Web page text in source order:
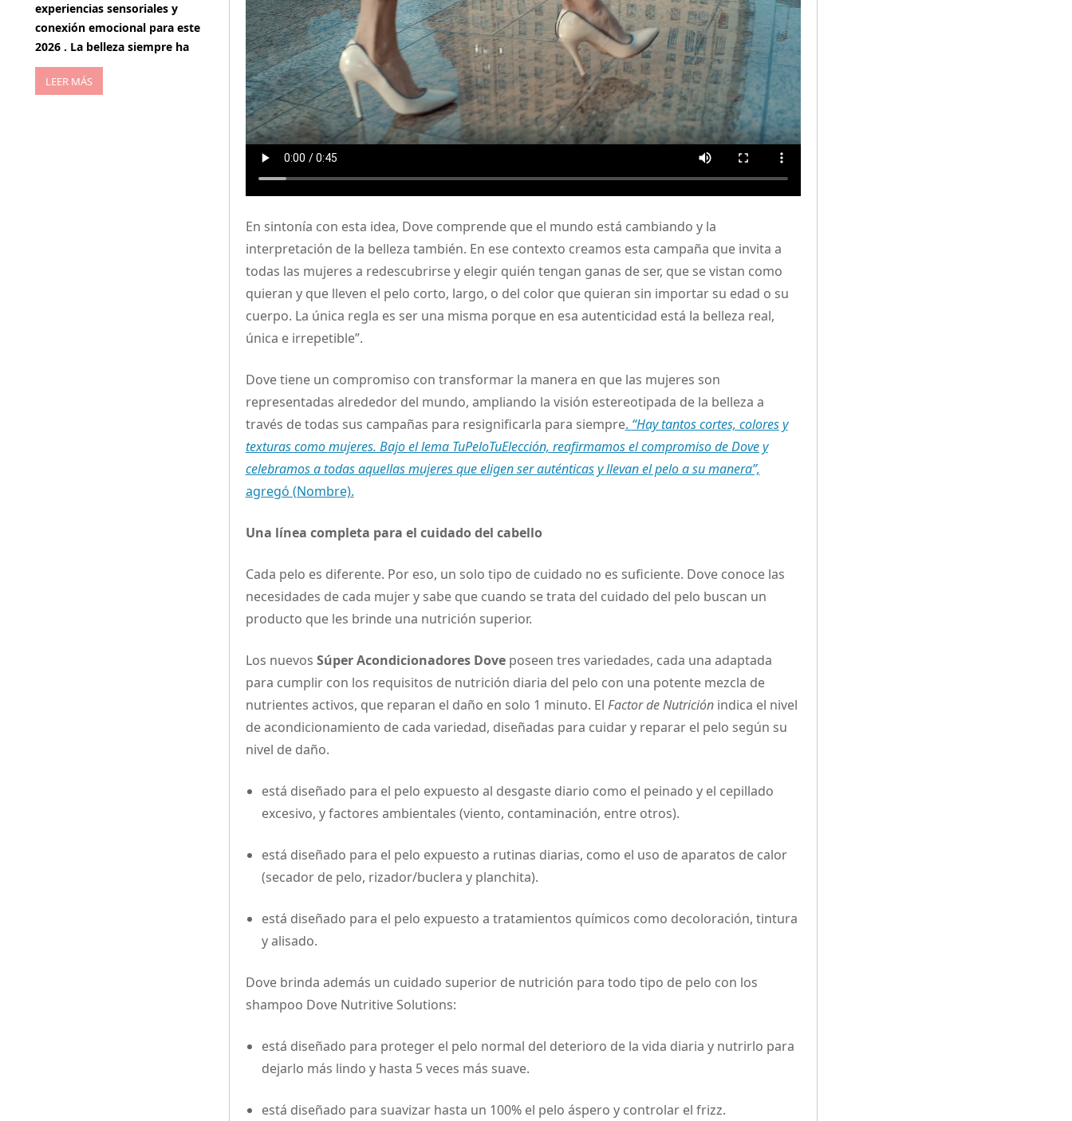
En sintonía con esta idea, Dove comprende que el mundo está cambiando y la
interpretación de la belleza también. En ese contexto creamos esta campaña que invita a
todas las mujeres a redescubrirse y elegir quién tengan ganas de ser, que se vistan como
quieran y que lleven el pelo corto, largo, o del color que quieran sin importar su edad o su
cuerpo. La única regla es ser una misma porque en esa autenticidad está la belleza real,
única e irrepetible”.
Dove tiene un compromiso con transformar la manera en que las mujeres son
representadas alrededor del mundo, ampliando la visión estereotipada de la belleza a
través de todas sus campañas para resignificarla para siempre. “Hay tantos cortes, colores y
texturas como mujeres. Bajo el lema TuPeloTuElección, reafirmamos el compromiso de Dove y
celebramos a todas aquellas mujeres que eligen ser auténticas y llevan el pelo a su manera”,
agregó (Nombre).
Una línea completa para el cuidado del cabello
Cada pelo es diferente. Por eso, un solo tipo de cuidado no es suficiente. Dove conoce las
necesidades de cada mujer y sabe que cuando se trata del cuidado del pelo buscan un
producto que les brinde una nutrición superior.
Los nuevos Súper Acondicionadores Dove poseen tres variedades, cada una adaptada
para cumplir con los requisitos de nutrición diaria del pelo con una potente mezcla de
nutrientes activos, que reparan el daño en solo 1 minuto. El Factor de Nutriciónindica el nivel
de acondicionamiento de cada variedad, diseñadas para cuidar y reparar el pelo según su
nivel de daño.
está diseñado para el pelo expuesto al desgaste diario como el peinado y el cepillado
excesivo, y factores ambientales (viento, contaminación, entre otros).
está diseñado para el pelo expuesto a rutinas diarias, como el uso de aparatos de calor
(secador de pelo, rizador/buclera y planchita).
está diseñado para el pelo expuesto a tratamientos químicos como decoloración, tintura
y alisado.
Dove brinda además un cuidado superior de nutrición para todo tipo de pelo con los
shampoo Dove Nutritive Solutions:
está diseñado para proteger el pelo normal del deterioro de la vida diaria y nutrirlo para
dejarlo más lindo y hasta 5 veces más suave.
está diseñado para suavizar hasta un 100% el pelo áspero y controlar el frizz.
experiencias sensoriales y
conexión emocional para este
2026 . La belleza siempre ha
LEER MÁS